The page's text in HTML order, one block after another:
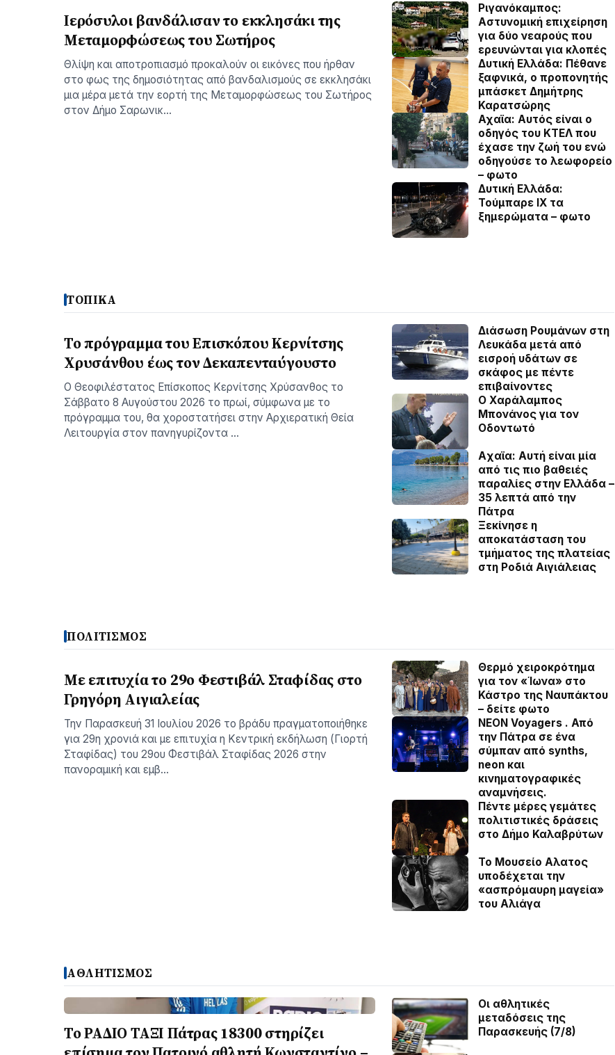
Ιερόσυλοι βανδάλισαν το εκκλησάκι της
Μεταμορφώσεως του Σωτήρος
Θλίψη και αποτροπιασμό προκαλούν οι εικόνες που ήρθαν
στο φως της δημοσιότητας από βανδαλισμούς σε εκκλησάκι
μια μέρα μετά την εορτή της Μεταμορφώσεως του Σωτήρος
στον Δήμο Σαρωνικ…
Ριγανόκαμπος:
Αστυνομική επιχείρηση
για δύο νεαρούς που
ερευνώνται για κλοπές
Δυτική Ελλάδα: Πέθανε
ξαφνικά, ο προπονητής
μπάσκετ Δημήτρης
Καρατσώρης
Αχαϊα: Αυτός είναι ο
οδηγός του ΚΤΕΛ που
έχασε την ζωή του ενώ
οδηγούσε το λεωφορείο
– φωτο
Δυτική Ελλάδα:
Τούμπαρε ΙΧ τα
ξημερώματα – φωτο
ΤΟΠΙΚΑ
Το πρόγραμμα του Επισκόπου Κερνίτσης
Χρυσάνθου έως τον Δεκαπενταύγουστο
Ο Θεοφιλέστατος Επίσκοπος Κερνίτσης Χρύσανθος το
Σάββατο 8 Αυγούστου 2026 το πρωί, σύμφωνα με το
πρόγραμμα του, θα χοροστατήσει στην Αρχιερατική Θεία
Λειτουργία στον πανηγυρίζοντα …
Διάσωση Ρουμάνων στη
Λευκάδα μετά από
εισροή υδάτων σε
σκάφος με πέντε
επιβαίνοντες
Ο Χαράλαμπος
Μπονάνος για τον
Οδοντωτό
Aχαϊα: Αυτή είναι μία
από τις πιο βαθειές
παραλίες στην Ελλάδα –
35 λεπτά από την
Πάτρα
Ξεκίνησε η
αποκατάσταση του
τμήματος της πλατείας
στη Ροδιά Αιγιάλειας
ΠΟΛΙΤΙΣΜΟΣ
Με επιτυχία το 29ο Φεστιβάλ Σταφίδας στο
Γρηγόρη Aιγιαλείας
Την Παρασκευή 31 Ιουλίου 2026 το βράδυ πραγματοποιήθηκε
για 29η χρονιά και με επιτυχία η Κεντρική εκδήλωση (Γιορτή
Σταφίδας) του 29ου Φεστιβάλ Σταφίδας 2026 στην
πανοραμική και εμβ…
Θερμό χειροκρότημα
για τον «Ίωνα» στο
Κάστρο της Ναυπάκτου
– δείτε φωτο
NEON Voyagers . Από
την Πάτρα σε ένα
σύμπαν από synths,
neon και
κινηματογραφικές
αναμνήσεις.
Πέντε μέρες γεμάτες
πολιτιστικές δράσεις
στο Δήμο Καλαβρύτων
Το Μουσείο Αλατος
υποδέχεται την
«ασπρόμαυρη μαγεία»
του Αλιάγα
ΑΘΛΗΤΙΣΜΟΣ
Το ΡΑΔΙΟ ΤΑΞΙ Πάτρας 18300 στηρίζει
Οι αθλητικές
μεταδόσεις της
Παρασκευής (7/8)